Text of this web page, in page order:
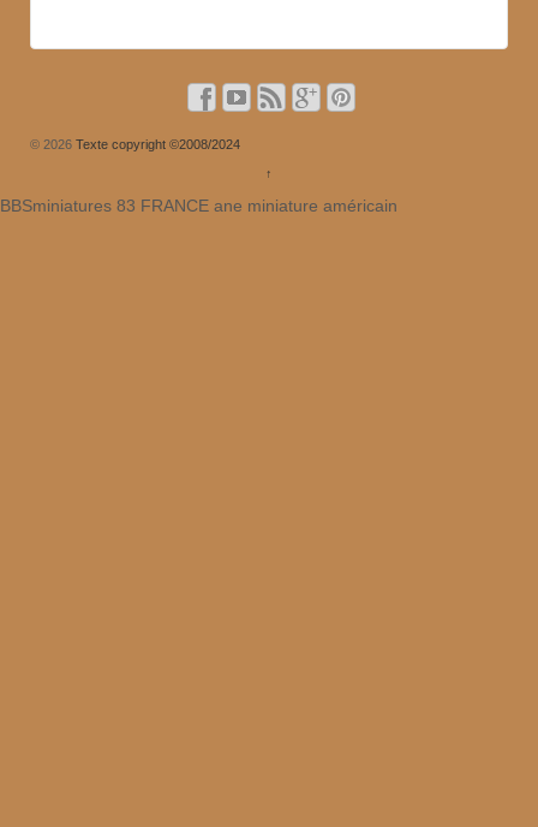
© 2026 Texte copyright ©2008/2024
↑
BBSminiatures 83 FRANCE ane miniature américain